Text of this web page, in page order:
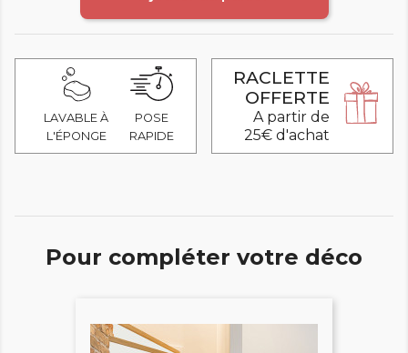
LAVABLE À
L'ÉPONGE
POSE
RAPIDE
RACLETTE
OFFERTE
A partir de
25€ d'achat
Pour compléter votre déco